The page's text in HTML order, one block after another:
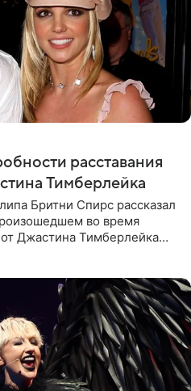
расставания
Тимберлейка
Бритни Спирс рассказал
во время
Джастина Тимберлейка